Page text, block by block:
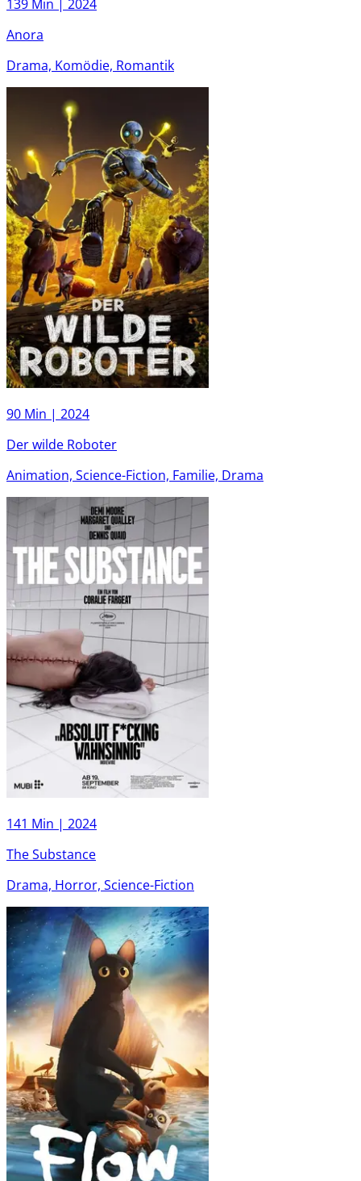
139 Min | 2024
Anora
Drama, Komödie, Romantik
90 Min | 2024
Der wilde Roboter
Animation, Science-Fiction, Familie, Drama
141 Min | 2024
The Substance
Drama, Horror, Science-Fiction